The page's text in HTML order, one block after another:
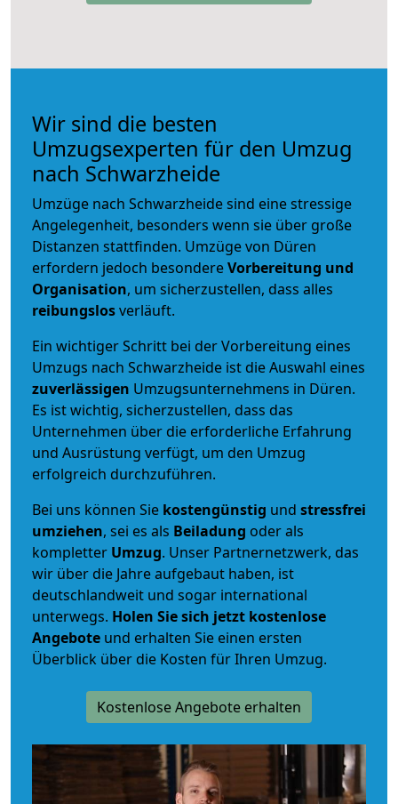
Wir sind die besten
Umzugsexperten für den Umzug
nach Schwarzheide
Umzüge nach Schwarzheide sind eine stressige
Angelegenheit, besonders wenn sie über große
Distanzen stattfinden. Umzüge von Düren
erfordern jedoch besondereVorbereitung und
Organisation, um sicherzustellen, dass alles
reibungslosverläuft.
Ein wichtiger Schritt bei der Vorbereitung eines
Umzugs nach Schwarzheide ist die Auswahl eines
zuverlässigen Umzugsunternehmens in Düren.
Es ist wichtig, sicherzustellen, dass das
Unternehmen über die erforderliche Erfahrung
und Ausrüstung verfügt, um den Umzug
erfolgreich durchzuführen.
Bei uns können Sie kostengünstig und stressfrei
umziehen, sei es als Beiladung oder als
kompletter Umzug. Unser Partnernetzwerk, das
wir über die Jahre aufgebaut haben, ist
deutschlandweit und sogar international
unterwegs. Holen Sie sich jetzt kostenlose
Angebote und erhalten Sie einen ersten
Überblick über die Kosten für Ihren Umzug.
Kostenlose Angebote erhalten